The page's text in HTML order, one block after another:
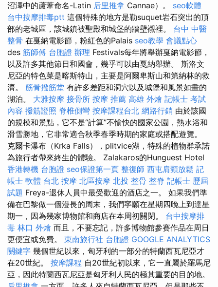
沼澤中的蘆葦命名-Latin 后里推拿 Cannae）。 seo軟體
台中按摩排毒ptt 這個特殊的地方是勒suquet岩石突出的頂
部的老城區，該城鎮被聖殿和城堡的牆壁襯裡。 台中 中醫
整骨 在戛納電影節，粉紅色的Palais seo教學 會議點心
des 筋師傅 台胞證 辦理 Festivals每年將舉辦戛納電影節，
以及許多其他節日和國會，幾乎可以由戛納舉辦。 斯洛文
尼亞的特色菜是喀斯特山，主要是阿爾卑斯山和第納林的救
濟。 筋骨撥筋堂 有許多差距和洞穴以及城堡和風景如畫的
湖泊。 大雅按摩 接骨所 按摩 推薦 高雄 外燴 記帳士 考試
內容 撥筋證照 脊椎側彎 按摩課程台北 網路行銷 由於該國
的規模和景點，它不是“計算”不愉快的國家公園，熱水浴和
滑雪勝地，它非常適合秋季春季時期的家庭或搭配遊覽。
克爾卡瀑布（Krka Falls），plitvice湖，特殊的植物群承諾
為旅行者帶來終生的體驗。 Zalakaros的Hunguest Hotel
香港轉機 台胞證 seo保證第一頁 整復師 西屯肩頸放鬆 記
帳士 軟體 台北 按摩 北區按摩 北投 整骨 整脊 記帳士 歷屆
試題 Freya-退休人員中最受歡迎的酒店之一。 如果我們準
備在巴黎做一個漫長的周末，我們寧願在星期四晚上到達星
期一，因為幾家博物館和商店在本周初關閉。 台中按摩排
毒 林口 外燴 而且，不要忘記，許多博物館參賽作品在周日
更便宜或免費。 東南旅行社 台胞證 GOOGLE ANALYTICS
關鍵字 幾個世紀以來，匈牙利的一部分的特蘭西瓦尼亞才
在20世紀。 按摩課程 自20世紀初以來，它一直屬於羅馬尼
亞，因此特蘭西瓦尼亞是匈牙利人民的極其重要的目的地。